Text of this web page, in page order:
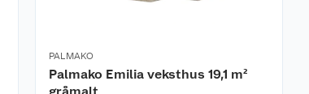
PALMAKO
Palmako Emilia veksthus 19,1 m²